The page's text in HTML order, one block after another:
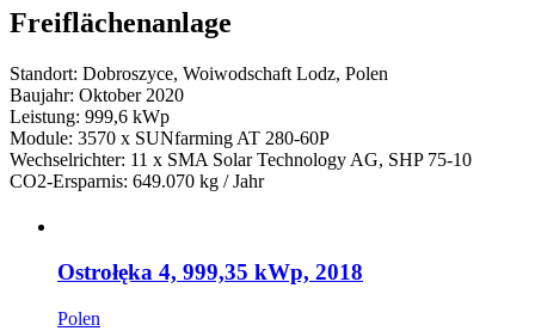
Freiflächenanlage
Standort: Dobroszyce, Woiwodschaft Lodz, Polen
Baujahr: Oktober 2020
Leistung: 999,6 kWp
Module: 3570 x SUNfarming AT 280-60P
Wechselrichter: 11 x SMA Solar Technology AG, SHP 75-10
CO2-Ersparnis: 649.070 kg / Jahr
Ostrołęka 4, 999,35 kWp, 2018
Polen